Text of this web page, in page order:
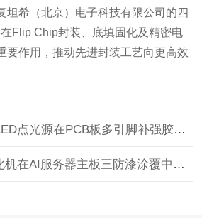
坦希（北京）电子科技有限公司的四
Flip Chip封装、底填固化及精密电
要作用，推动先进封装工艺向更高效
光源在PCB板多引脚补强胶固化中的应用（四
AI服务器主板三防漆涂覆中的应用（整板快速